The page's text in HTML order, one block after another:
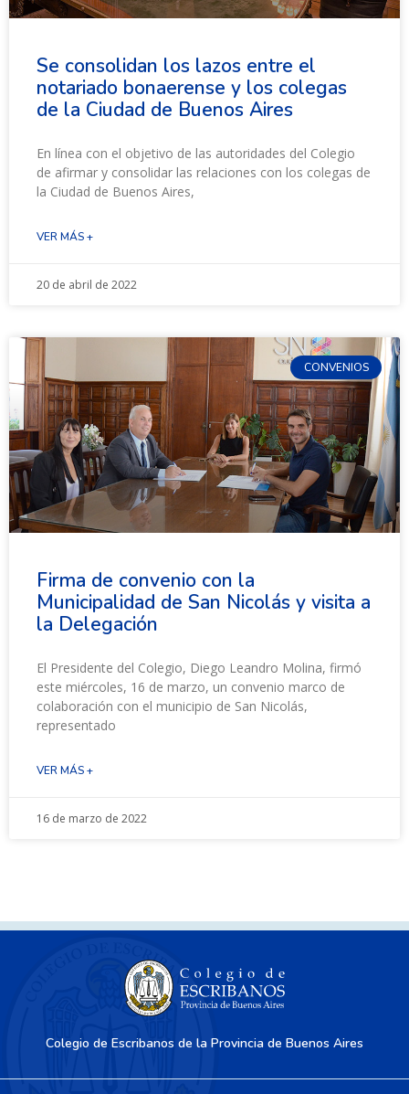
Se consolidan los lazos entre el
notariado bonaerense y los colegas
de la Ciudad de Buenos Aires
En línea con el objetivo de las autoridades del Colegio
de afirmar y consolidar las relaciones con los colegas de
la Ciudad de Buenos Aires,
VER MÁS +
20 de abril de 2022
CONVENIOS
Firma de convenio con la
Municipalidad de San Nicolás y visita a
la Delegación
El Presidente del Colegio, Diego Leandro Molina, firmó
este miércoles, 16 de marzo, un convenio marco de
colaboración con el municipio de San Nicolás,
representado
VER MÁS +
16 de marzo de 2022
Colegio de Escribanos de la Provincia de Buenos Aires